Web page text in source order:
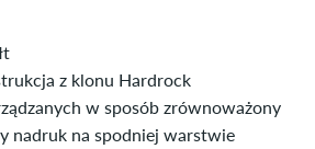
z klonu Hardrock
w sposób zrównoważony
nadruk na spodniej warstwie